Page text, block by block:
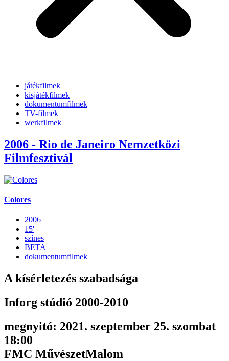
játékfilmek
kisjátékfilmek
dokumentumfilmek
TV-filmek
werkfilmek
2006 - Rio de Janeiro Nemzetközi
Filmfesztivál
Colores
2006
15'
színes
BETA
dokumentumfilmek
A kísérletezés szabadsága
Inforg stúdió 2000-2010
megnyitó: 2021. szeptember 25. szombat
18:00
FMC MűvészetMalom